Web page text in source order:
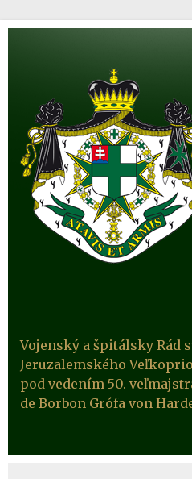
Vojenský a špitálsky Rád
Jeruzalemského
pod vedením 50.
de Borbon Grófa von